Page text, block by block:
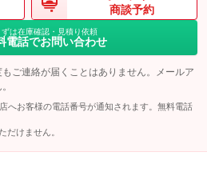
商談予約
ずは在庫確認・見積り依頼
電話でお問い合わせ
ご連絡が届くことはありません。メールア
へお客様の電話番号が通知されます。無料電話
だけません。